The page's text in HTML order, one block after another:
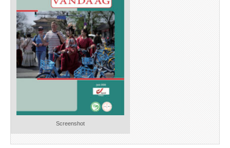
Screenshot